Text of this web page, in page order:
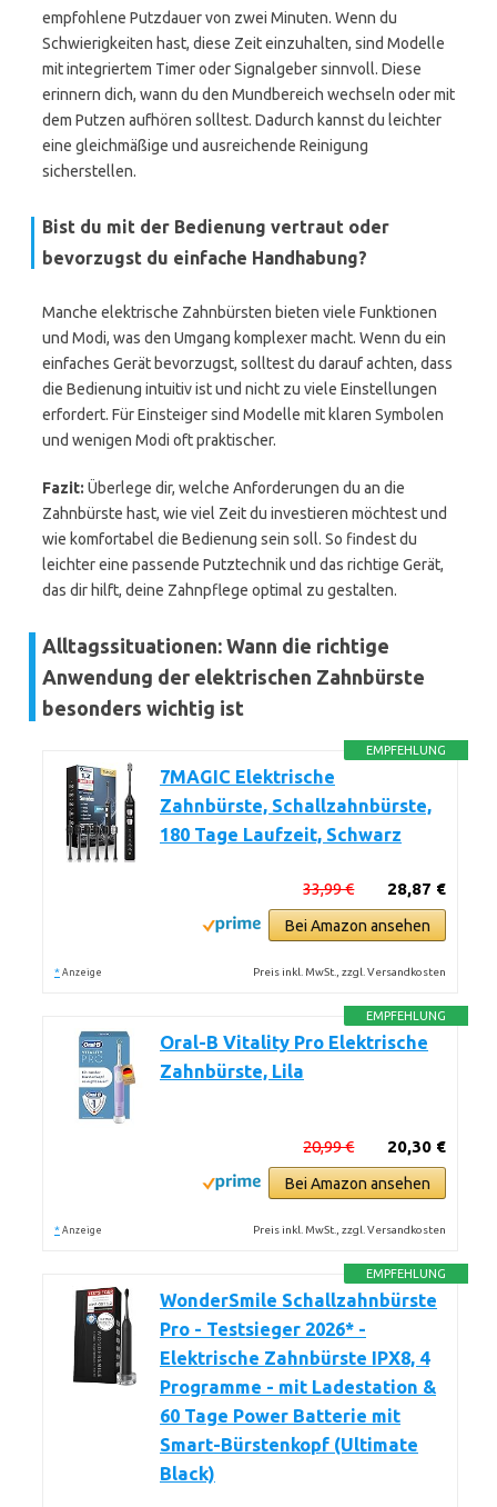
empfohlene Putzdauer von zwei Minuten. Wenn du
Schwierigkeiten hast, diese Zeit einzuhalten, sind Modelle
mit integriertem Timer oder Signalgeber sinnvoll. Diese
erinnern dich, wann du den Mundbereich wechseln oder mit
dem Putzen aufhören solltest. Dadurch kannst du leichter
eine gleichmäßige und ausreichende Reinigung
sicherstellen.
Bist du mit der Bedienung vertraut oder
bevorzugst du einfache Handhabung?
Manche elektrische Zahnbürsten bieten viele Funktionen
und Modi, was den Umgang komplexer macht. Wenn du ein
einfaches Gerät bevorzugst, solltest du darauf achten, dass
die Bedienung intuitiv ist und nicht zu viele Einstellungen
erfordert. Für Einsteiger sind Modelle mit klaren Symbolen
und wenigen Modi oft praktischer.
Fazit: Überlege dir, welche Anforderungen du an die
Zahnbürste hast, wie viel Zeit du investieren möchtest und
wie komfortabel die Bedienung sein soll. So findest du
leichter eine passende Putztechnik und das richtige Gerät,
das dir hilft, deine Zahnpflege optimal zu gestalten.
Alltagssituationen: Wann die richtige
Anwendung der elektrischen Zahnbürste
besonders wichtig ist
EMPFEHLUNG
7MAGIC Elektrische
Zahnbürste, Schallzahnbürste,
180 Tage Laufzeit, Schwarz
28,87 €
33,99 €
Bei Amazon ansehen
* Anzeige Preis inkl. MwSt., zzgl. Versandkosten
EMPFEHLUNG
Oral-B Vitality Pro Elektrische
Zahnbürste, Lila
20,30 €
20,99 €
Bei Amazon ansehen
* Anzeige Preis inkl. MwSt., zzgl. Versandkosten
EMPFEHLUNG
WonderSmile Schallzahnbürste
Pro - Testsieger 2026* -
Elektrische Zahnbürste IPX8, 4
Programme - mit Ladestation &
60 Tage Power Batterie mit
Smart-Bürstenkopf (Ultimate
Black)